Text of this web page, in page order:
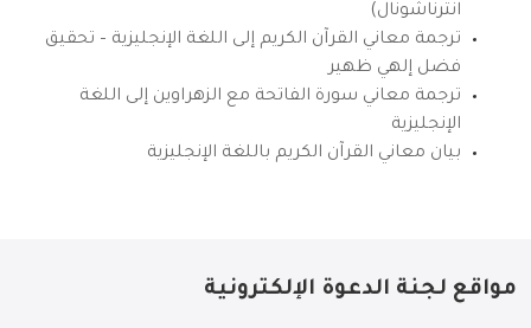
انترناشونال)
ترجمة معاني القرآن الكريم إلى اللغة الإنجليزية – تحقيق
فضل إلهي ظهير
ترجمة معاني سورة الفاتحة مع الزهراوين إلى اللغة
الإنجليزية
بيان معاني القرآن الكريم باللغة الإنجليزية
مواقع لجنة الدعوة الإلكترونية